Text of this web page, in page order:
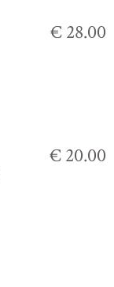
€ 28.00
€ 20.00